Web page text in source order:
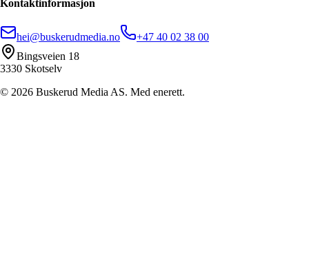
Kontaktinformasjon
hei@buskerudmedia.no
+47 40 02 38 00
Bingsveien 18
3330 Skotselv
© 2026 Buskerud Media AS. Med enerett.